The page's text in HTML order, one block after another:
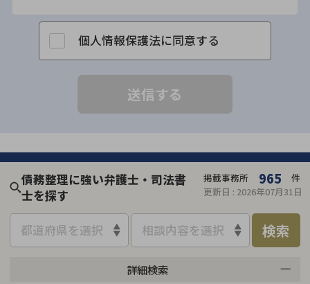
個人情報保護法に同意する
債務整理に強い弁護士・司法書
士を探す
掲載事務所 965
件
更新日 : 2026年07月31日
都道府県を選択 相談内容を選択 検索
詳細検索